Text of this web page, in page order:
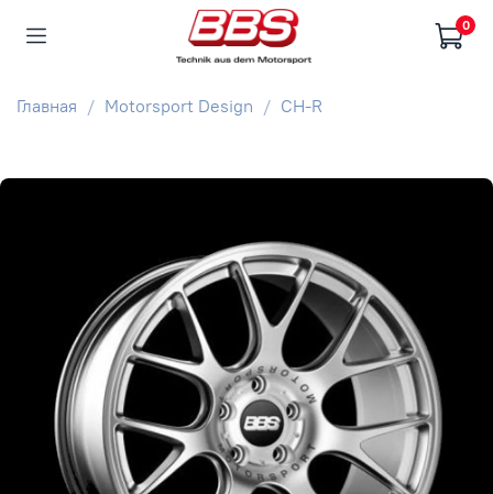
0
Главная Motorsport Design CH-R